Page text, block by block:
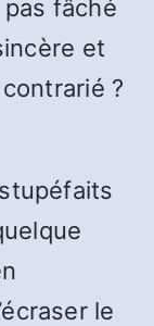
pas fâché
et
?
le